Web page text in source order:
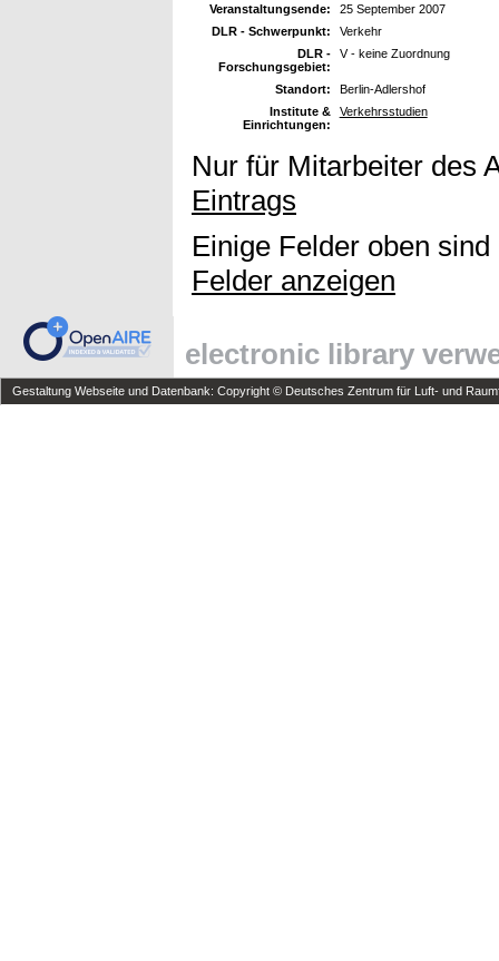
Veranstaltungsende:
25 September 2007
DLR - Schwerpunkt:
Verkehr
DLR -
Forschungsgebiet:
V - keine Zuordnung
Standort:
Berlin-Adlershof
Institute &
Einrichtungen:
Verkehrsstudien
Nur für Mitarbeiter des
Eintrags
Einige Felder oben
Felder anzeigen
electronic library
Gestaltung Webseite und Datenbank: Copyright © Deutsches Zentrum für Luft- und